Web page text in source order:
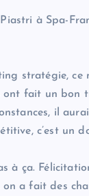
à Spa-
stratégie,
ont fait un bon
il
c’est un
à ça.
on a fait des